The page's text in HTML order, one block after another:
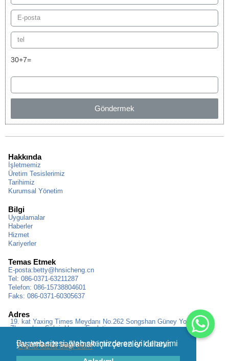
Bu web sitesi, web sitemizde en iyi deneyimi yaşamanızı sağlamak için çerezler kullanır.
Daha fazla bilgi edin
30+7=
Göndermek
Hakkında
İşletmemiz
Üretim Tesislerimiz
Tarihimiz
Kurumsal Yönetim
Bilgi
Uygulamalar
Haberler
Hizmet
Kariyerler
Temas Etmek
E-posta: betty@hnsicheng.cn
Tel: 086-0371-63211287
Telefon: 086-15738804601
Faks: 086-0371-60305637
Adres
19. kat Yaxing Times Meydanı No.262 Songshan Güney Yolu,
Zhengzhou Şehri, Henan Eyaleti